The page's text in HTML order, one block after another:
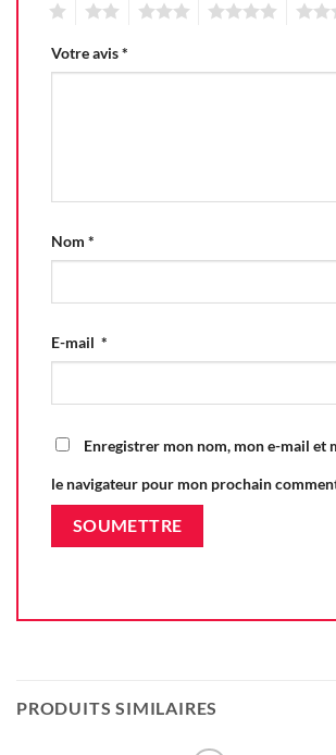
Votre avis*
Nom *
E-mail *
Enregistrer mon nom, mon e-mail et
le navigateur pour mon prochain
PRODUITS SIMILAIRES